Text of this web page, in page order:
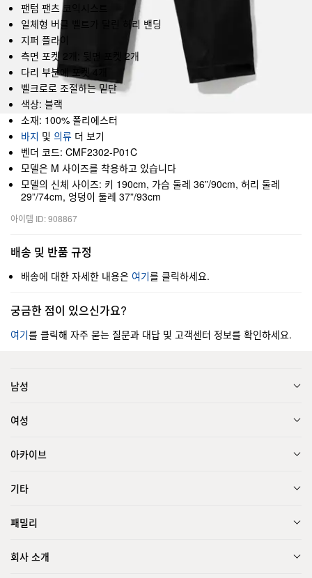
팬텀 팬츠 코익시스트
일체형 버클 벨트가 달린 허리 밴딩
지퍼 플라이
측면 포켓 2개; 뒷면 포켓 2개
다리 부분에 포켓 4개
벨크로로 조절하는 밑단
색상: 블랙
소재: 100% 폴리에스터
바지 및 의류 더 보기
벤더 코드: CMF2302-P01C
모델은 M 사이즈를 착용하고 있습니다
모델의 신체 사이즈: 키 190cm, 가슴 둘레 36”/90cm, 허리 둘레
29”/74cm, 엉덩이 둘레 37”/93cm
아이템 ID: 908867
배송 및 반품 규정
배송에 대한 자세한 내용은 여기를 클릭하세요.
궁금한 점이 있으신가요?
여기를 클릭해 자주 묻는 질문과 대답 및 고객센터 정보를 확인하세요.
남성
여성
아카이브
기타
패밀리
회사 소개